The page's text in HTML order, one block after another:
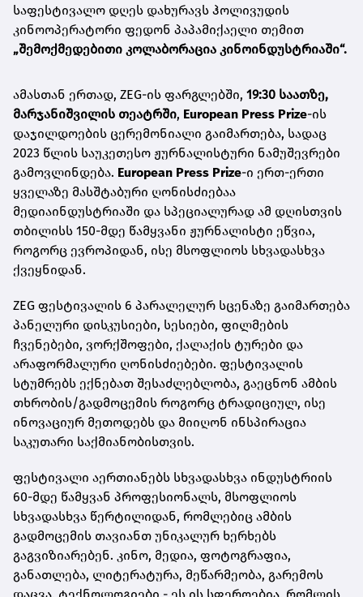
საფესტივალო დღეს დახურავს ჰოლივუდის
კინოოპერატორი ფედონ პაპამიქაელი თემით
„შემოქმედებითი კოლაბორაცია კინოინდუსტრიაში“.
ამასთან ერთად, ZEG-ის ფარგლებში, 19:30 საათზე,
მარჯანიშვილის თეატრში, European Press Prize-ის
დაჯილდოების ცერემონიალი გაიმართება, სადაც
2023 წლის საუკეთესო ჟურნალისტური ნამუშევრები
გამოვლინდება. European Press Prize-ი ერთ-ერთი
ყველაზე მასშტაბური ღონისძიებაა
მედიაინდუსტრიაში და სპეციალურად ამ დღისთვის
თბილისს 150-მდე წამყვანი ჟურნალისტი ეწვია,
როგორც ევროპიდან, ისე მსოფლიოს სხვადასხვა
ქვეყნიდან.
ZEG ფესტივალის 6 პარალელურ სცენაზე გაიმართება
პანელური დისკუსიები, სესიები, ფილმების
ჩვენებები, ვორქშოფები, ქალაქის ტურები და
არაფორმალური ღონისძიებები. ფესტივალის
სტუმრებს ექნებათ შესაძლებლობა, გაეცნონ ამბის
თხრობის/გადმოცემის როგორც ტრადიციულ, ისე
ინოვაციურ მეთოდებს და მიიღონ ინსპირაცია
საკუთარი საქმიანობისთვის.
ფესტივალი აერთიანებს სხვადასხვა ინდუსტრიის
60-მდე წამყვან პროფესიონალს, მსოფლიოს
სხვადასხვა წერტილიდან, რომლებიც ამბის
გადმოცემის თავიანთ უნიკალურ ხერხებს
გაგვიზიარებენ. კინო, მედია, ფოტოგრაფია,
განათლება, ლიტერატურა, მეწარმეობა, გარემოს